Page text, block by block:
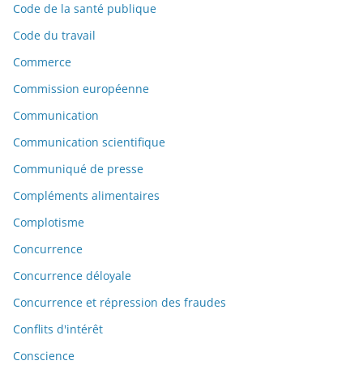
Code de la santé publique
Code du travail
Commerce
Commission européenne
Communication
Communication scientifique
Communiqué de presse
Compléments alimentaires
Complotisme
Concurrence
Concurrence déloyale
Concurrence et répression des fraudes
Conflits d'intérêt
Conscience